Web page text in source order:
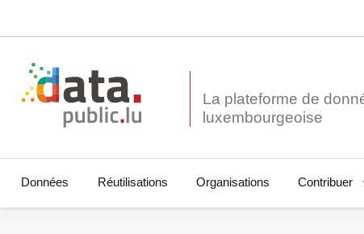
La plateforme de
Données Réutilisations Organisations Contribuer